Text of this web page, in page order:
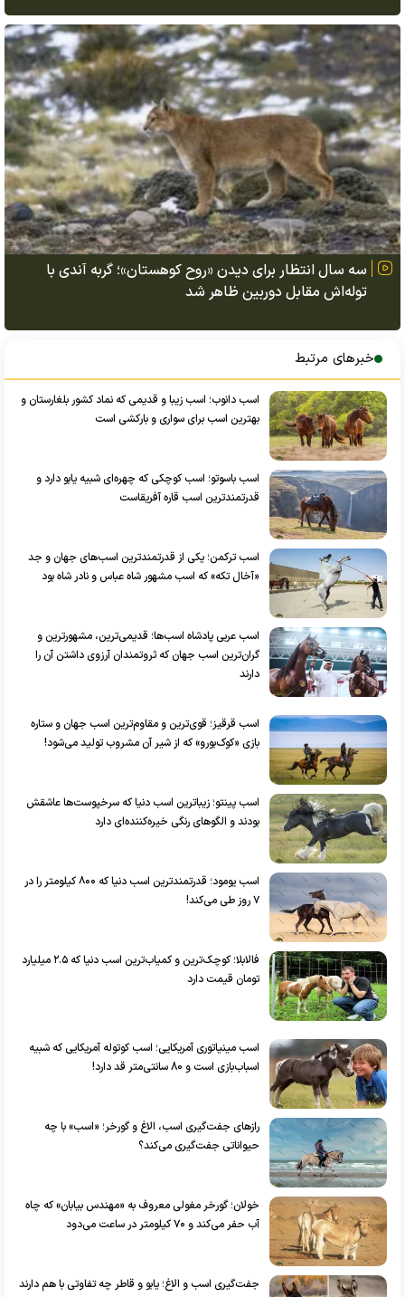
سه سال انتظار برای دیدن «روح کوهستان»؛ گربه آندی با
توله‌اش مقابل دوربین ظاهر شد
خبرهای مرتبط
اسب دانوب؛ اسب زیبا و قدیمی که نماد کشور بلغارستان و
بهترین اسب برای سواری و بارکشی است
اسب باسوتو؛ اسب کوچکی که چهره‌ای شبیه یابو دارد و
قدرتمندترین اسب قاره آفریقاست
اسب ترکمن؛ یکی از قدرتمندترین اسب‌های جهان و جد
«آخال تکه» که اسب مشهور شاه عباس و نادر شاه بود
اسب عربی پادشاه اسب‌ها؛ قدیمی‌ترین، مشهورترین و
گران‌ترین اسب جهان که ثروتمندان آرزوی داشتن آن را
دارند
اسب قرقیز؛ قوی‌ترین و مقاوم‌ترین اسب جهان و ستاره
بازی «کوک‌بورو» که از شیر آن مشروب تولید می‌شود!
اسب پینتو؛ زیباترین اسب دنیا که سرخپوست‌ها عاشقش
بودند و الگو‌های رنگی خیره‌کننده‌ای دارد
اسب یومود؛ قدرتمندترین اسب دنیا که ۸۰۰ کیلومتر را در
۷ روز طی می‌کند!
فالابلا؛ کوچک‌ترین و کمیاب‌ترین اسب دنیا که ۲.۵ میلیارد
تومان قیمت دارد
اسب مینیاتوری آمریکایی؛ اسب کوتوله آمریکایی که شبیه
اسباب‌بازی است و 80 سانتی‌متر قد دارد!
رازهای جفت‌گیری اسب، الاغ و گورخر؛ «اسب» با چه
حیواناتی جفت‌گیری می‌کند؟
خولان؛ گورخر مغولی معروف به «مهندس بیابان» که چاه
آب حفر می‌کند و ۷۰ کیلومتر در ساعت می‌دود
جفت‌گیری اسب و الاغ؛ یابو و قاطر چه تفاوتی با هم دارند